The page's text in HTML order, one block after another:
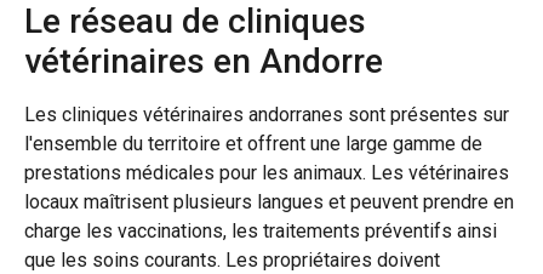
Le réseau de cliniques
vétérinaires en Andorre
Les cliniques vétérinaires andorranes sont présentes sur
l'ensemble du territoire et offrent une large gamme de
prestations médicales pour les animaux. Les vétérinaires
locaux maîtrisent plusieurs langues et peuvent prendre en
charge les vaccinations, les traitements préventifs ainsi
que les soins courants. Les propriétaires doivent